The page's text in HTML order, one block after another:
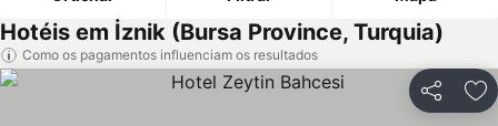
Hotéis em İznik (Bursa Province, Turquia)
Como os pagamentos influenciam os resultados
Partilhar